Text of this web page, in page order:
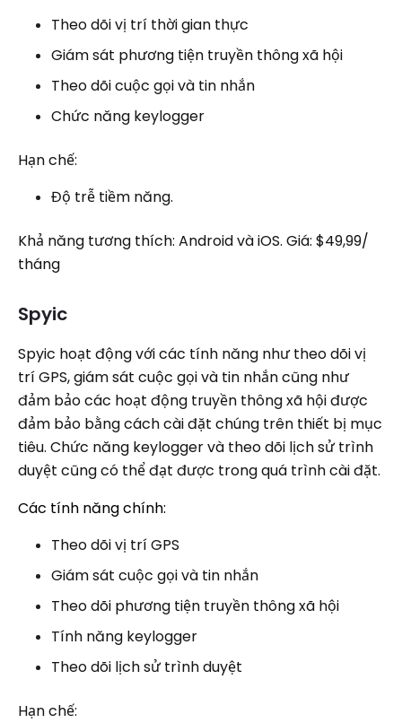
Theo dõi vị trí thời gian thực
Giám sát phương tiện truyền thông xã hội
Theo dõi cuộc gọi và tin nhắn
Chức năng keylogger
Hạn chế:
Độ trễ tiềm năng.
Khả năng tương thích: Android và iOS. Giá: $49,99/
tháng
Spyic
Spyic hoạt động với các tính năng như theo dõi vị
trí GPS, giám sát cuộc gọi và tin nhắn cũng như
đảm bảo các hoạt động truyền thông xã hội được
đảm bảo bằng cách cài đặt chúng trên thiết bị mục
tiêu. Chức năng keylogger và theo dõi lịch sử trình
duyệt cũng có thể đạt được trong quá trình cài đặt.
Các tính năng chính:
Theo dõi vị trí GPS
Giám sát cuộc gọi và tin nhắn
Theo dõi phương tiện truyền thông xã hội
Tính năng keylogger
Theo dõi lịch sử trình duyệt
Hạn chế: